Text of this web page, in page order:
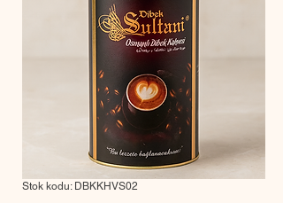
Stok kodu: DBKKHVS02